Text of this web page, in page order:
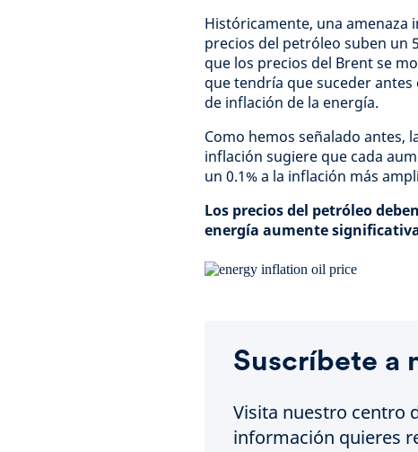
Históricamente, una
precios del petróleo suben un
que los precios del Brent se
que tendría que suceder
de inflación de la energía.
Como hemos señalado antes,
inflación sugiere que cada
un 0.1% a la inflación más
Los precios del petróleo
energía aumente
Suscríbete a
Visita nuestro centro
información quieres